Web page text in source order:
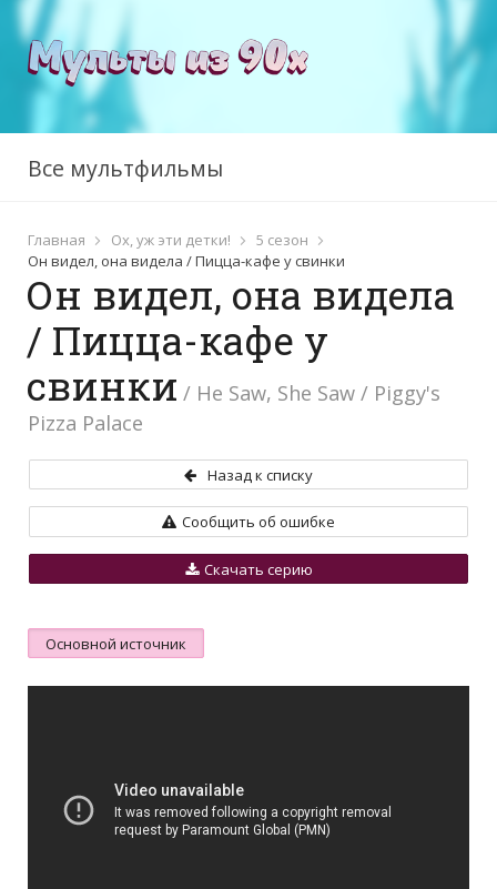
Все мультфильмы
Главная Ох, уж эти детки!
5 сезон
Он видел, она видела / Пицца-кафе у свинки
Он видел, она видела
/ Пицца-кафе у
свинки / He Saw, She Saw / Piggy's
Pizza Palace
Назад к списку
Сообщить об ошибке
Скачать серию
Основной источник